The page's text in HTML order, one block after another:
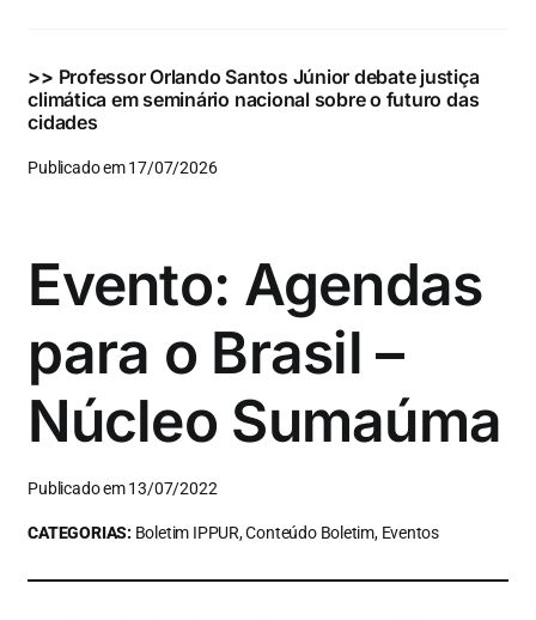
>> Professor Orlando Santos Júnior debate justiça
climática em seminário nacional sobre o futuro das
cidades
Publicado em 17/07/2026
Evento: Agendas
para o Brasil –
Núcleo Sumaúma
Publicado em 13/07/2022
CATEGORIAS: Boletim IPPUR, Conteúdo Boletim, Eventos